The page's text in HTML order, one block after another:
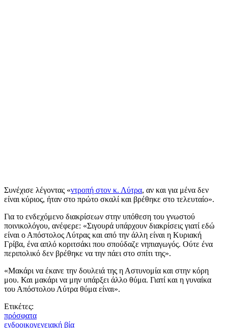
Συνέχισε λέγοντας «ντροπή στον κ. Λύτρα, αν και για μένα δεν
είναι κύριος, ήταν στο πρώτο σκαλί και βρέθηκε στο τελευταίο».
Για το ενδεχόμενο διακρίσεων στην υπόθεση του γνωστού
ποινικολόγου, ανέφερε: «Σιγουρά υπάρχουν διακρίσεις γιατί εδώ
είναι ο Απόστολος Λύτρας και από την άλλη είναι η Κυριακή
Γρίβα, ένα απλό κοριτσάκι που σπούδαζε νηπιαγωγός. Ούτε ένα
περιπολικό δεν βρέθηκε να την πάει στο σπίτι της».
«Μακάρι να έκανε την δουλειά της η Αστυνομία και στην κόρη
μου. Και μακάρι να μην υπάρξει άλλο θύμα. Γιατί και η γυναίκα
του Απόστολου Λύτρα θύμα είναι».
Ετικέτες:
πρόσφατα
ενδοοικογενειακή βία